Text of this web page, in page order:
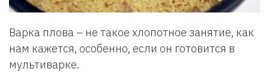
Варка плова – не такое хлопотное занятие, как
нам кажется, особенно, если он готовится в
мультиварке.